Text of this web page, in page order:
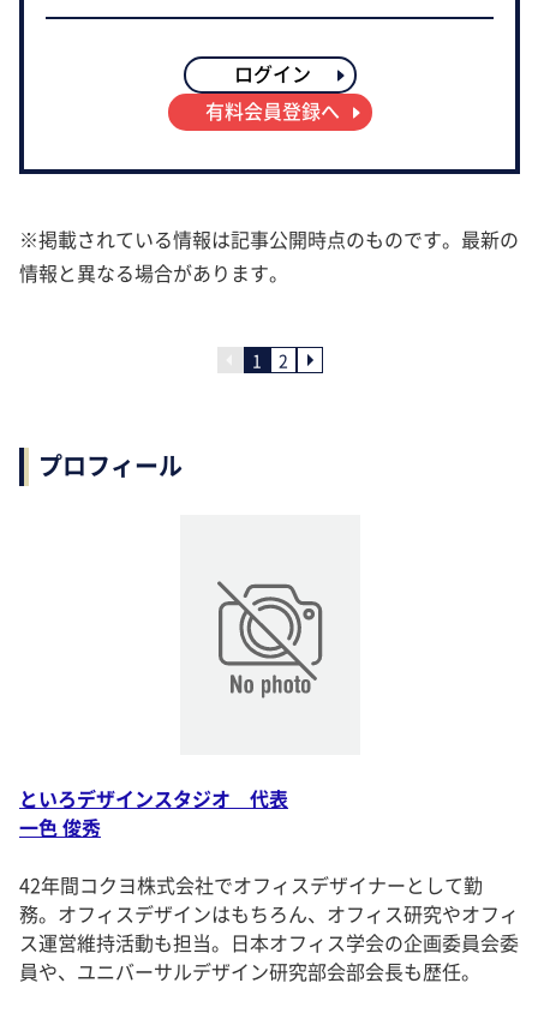
ログイン
有料会員登録へ
※掲載されている情報は記事公開時点のものです。最新の
情報と異なる場合があります。
1 2
プロフィール
といろデザインスタジオ 代表
一色 俊秀
42年間コクヨ株式会社でオフィスデザイナーとして勤
務。オフィスデザインはもちろん、オフィス研究やオフィ
ス運営維持活動も担当。日本オフィス学会の企画委員会委
員や、ユニバーサルデザイン研究部会部会長も歴任。